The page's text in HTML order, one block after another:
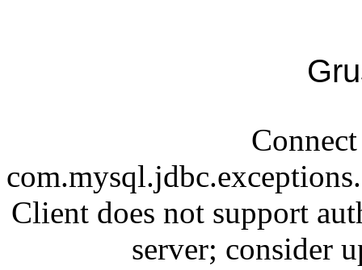
Client does not support
server; consider